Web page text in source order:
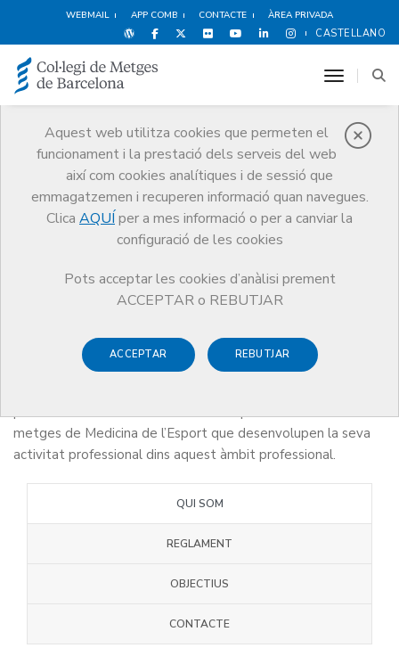
WEBMAIL APP COMB CONTACTE ÀREA PRIVADA
CASTELLANO
Aquest web utilitza cookies que permeten el
funcionament i la prestació dels serveis del web
així com cookies analítiques i de sessió que
emmagatzemen i recuperen informació quan navegues.
Clica AQUÍ per a mes informació o per a canviar la
configuració de les cookies
Pots acceptar les cookies d’anàlisi prement
ACCEPTAR o REBUTJAR
ACCEPTAR REBUTJAR
toggle
Qui som
Qui som Seccions col·legials
Seccions col·legials
Medicina de l'Esport
primordial la defensa dels interessos professionals dels
metges de Medicina de l’Esport que desenvolupen la seva
activitat professional dins aquest àmbit professional.
QUI SOM
REGLAMENT
OBJECTIUS
CONTACTE